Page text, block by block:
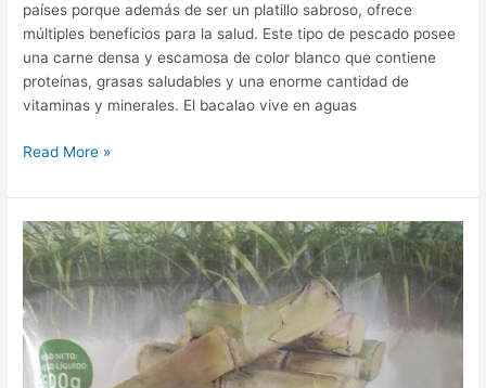
países porque además de ser un platillo sabroso, ofrece
múltiples beneficios para la salud. Este tipo de pescado posee
una carne densa y escamosa de color blanco que contiene
proteínas, grasas saludables y una enorme cantidad de
vitaminas y minerales. El bacalao vive en aguas
Bacalao
MERCADONA:
Precio,
Beneficios,
propiedades
y
contraindicaciones
Read More »